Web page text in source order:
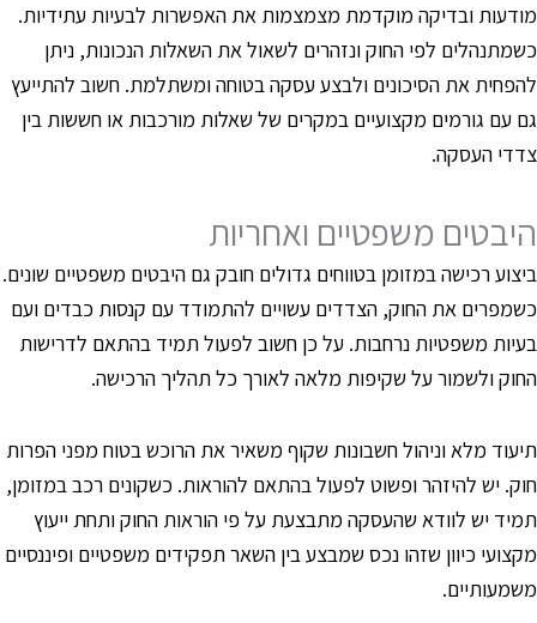
ובדיקה מוקדמת מצמצמות את האפשרות לבעיות עתידיות.
לפי החוק ונזהרים לשאול את השאלות הנכונות, ניתן
את הסיכונים ולבצע עסקה בטוחה ומשתלמת. חשוב להתייעץ
עם גורמים מקצועיים במקרים של שאלות מורכבות או חששות בין
העסקה.
משפטיים ואחריות
רכישה במזומן בטווחים גדולים חובק גם היבטים משפטיים שונים.
את החוק, הצדדים עשויים להתמודד עם קנסות כבדים ועם
משפטיות נרחבות. על כן חשוב לפעול תמיד בהתאם לדרישות
ולשמור על שקיפות מלאה לאורך כל תהליך הרכישה.
מלא וניהול חשבונות שקוף משאיר את הרוכש בטוח מפני הפרות
יש להיזהר ופשוט לפעול בהתאם להוראות. כשקונים רכב במזומן,
יש לוודא שהעסקה מתבצעת על פי הוראות החוק ותחת ייעוץ
כיוון שזהו נכס שמבצע בין השאר תפקידים משפטיים ופיננסיים